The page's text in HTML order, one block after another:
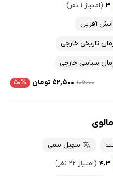
۳ (امتیاز ۱ نفر)
آفرین
تاریخی خارجی
سیاسی خارجی
۱۰۵۰۰۰ ۵۲,۵۰۰ تومان ۵۰%
سهیل سمی
۴.۳ (امتیاز ۲۲ نفر)